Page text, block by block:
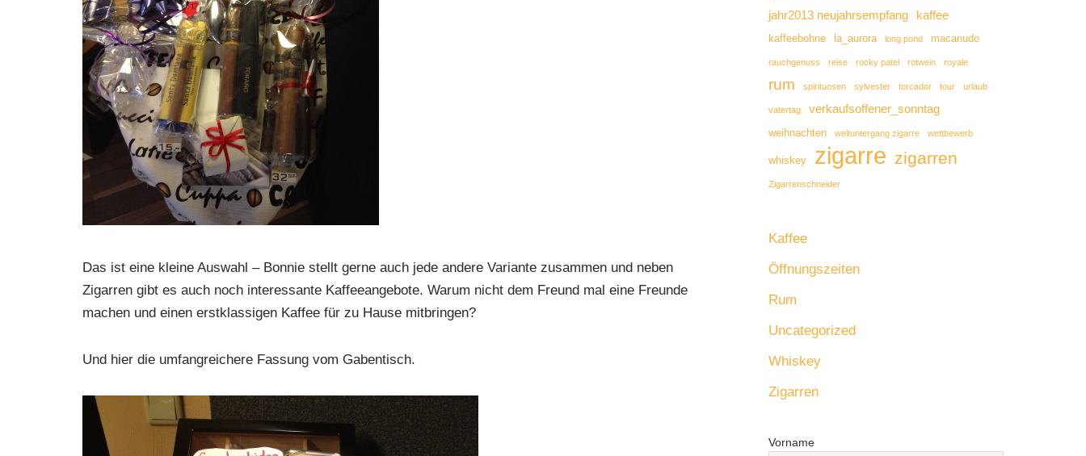
Das ist eine kleine Auswahl – Bonnie stellt gerne auch jede andere Variante zusammen und neben
Zigarren gibt es auch noch interessante Kaffeeangebote. Warum nicht dem Freund mal eine Freunde
machen und einen erstklassigen Kaffee für zu Hause mitbringen?
Und hier die umfangreichere Fassung vom Gabentisch.
jahr2013 neujahrsempfang kaffee
kaffeebohne la_aurora long pond macanudo
rauchgenuss reise rocky patel rotwein royale
rum spirituosen sylvester torcador tour urlaub
vatertag verkaufsoffener_sonntag
weihnachten weltuntergang zigarre wettbewerb
whiskey zigarre zigarren
Zigarrenschneider
Kaffee
Öffnungszeiten
Rum
Uncategorized
Whiskey
Zigarren
Vorname